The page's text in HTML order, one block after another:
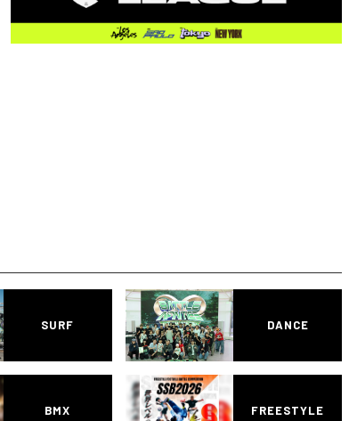
SURF DANCE
BMX FREESTYLE